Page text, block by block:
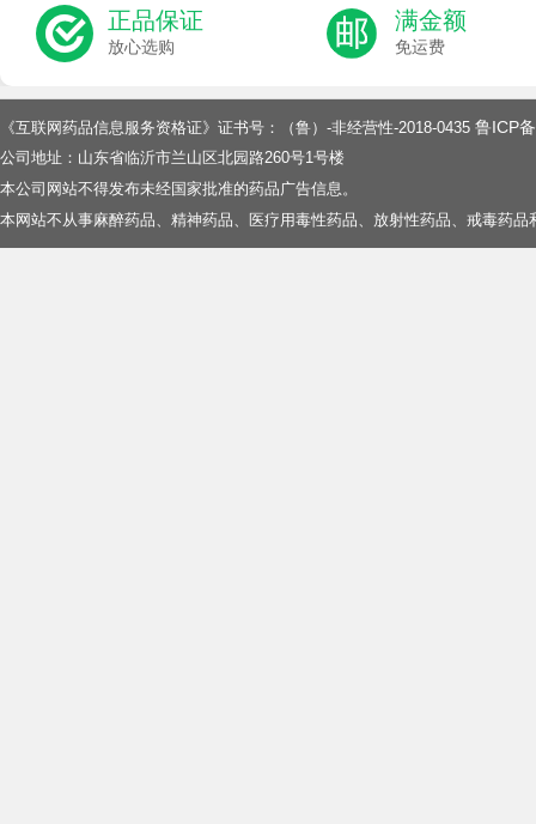
正品保证
放心选购
满金额
免运费
《互联网药品信息服务资格证》证书号：（鲁）-非经营性-2018-0435 鲁ICP
公司地址：山东省临沂市兰山区北园路260号1号楼
本公司网站不得发布未经国家批准的药品广告信息。
本网站不从事麻醉药品、精神药品、医疗用毒性药品、放射性药品、戒毒药